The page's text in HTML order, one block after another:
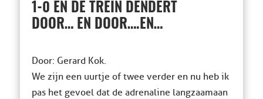
1-0 EN DE TREIN DENDERT
DOOR… EN DOOR….EN…
Door: Gerard Kok.
We zijn een uurtje of twee verder en nu heb ik
pas het gevoel dat de adrenaline langzaamaan